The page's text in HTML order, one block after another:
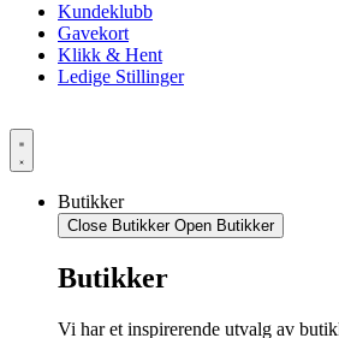
Kundeklubb
Gavekort
Klikk & Hent
Ledige Stillinger
Butikker
Close Butikker Open Butikker
Butikker
Vi har et inspirerende utvalg av